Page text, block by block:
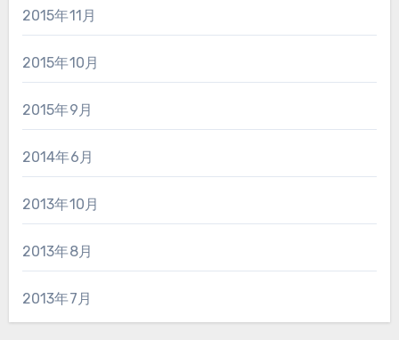
2015年11月
2015年10月
2015年9月
2014年6月
2013年10月
2013年8月
2013年7月